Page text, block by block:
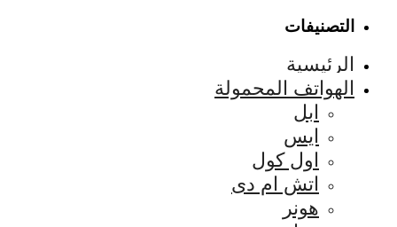
التصنيفات
الرئيسية
الهواتف المحمولة
ابل
ايس
اول كول
اتش ام دى
هونر